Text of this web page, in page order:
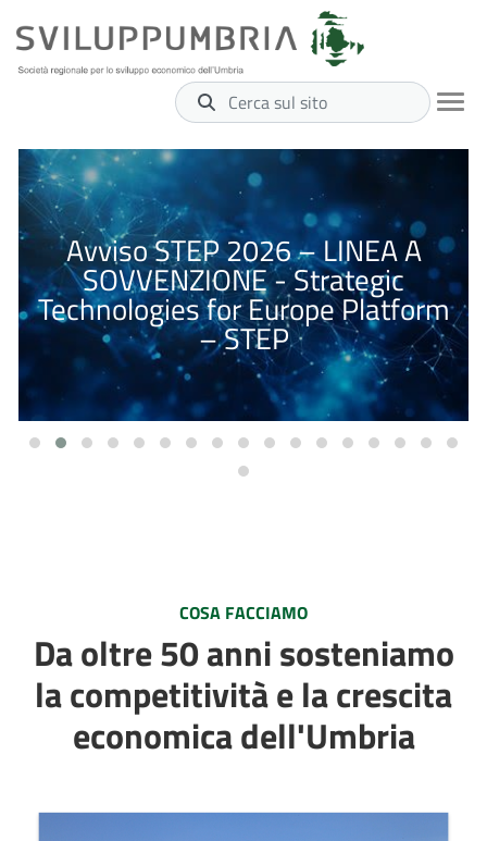
Cerca sul sito
Avviso STEP 2026 – LINEA A
SOVVENZIONE - Strategic
Technologies for Europe Platform
– STEP
COSA FACCIAMO
Da oltre 50 anni sosteniamo
la competitività e la crescita
economica dell'Umbria